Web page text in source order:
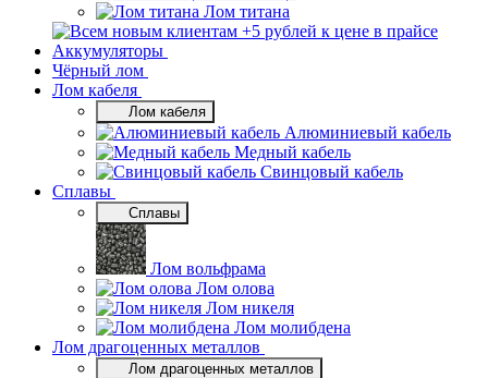
Лом титана
Аккумуляторы
Чёрный лом
Лом кабеля
Лом кабеля
Алюминиевый кабель
Медный кабель
Свинцовый кабель
Сплавы
Сплавы
Лом вольфрама
Лом олова
Лом никеля
Лом молибдена
Лом драгоценных металлов
Лом драгоценных металлов